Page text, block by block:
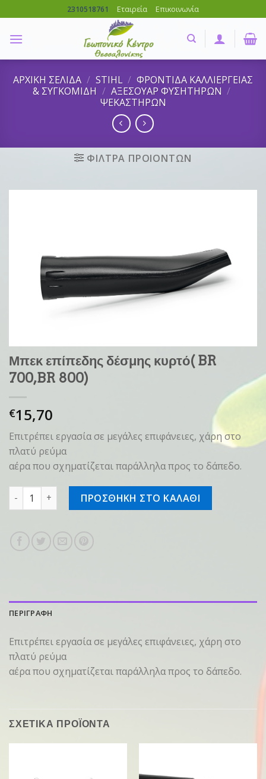
to
content
2310518761 Εταιρεία Επικοινωνία
ΑΡΧΙΚΗ ΣΕΛΙΔΑ / STIHL / ΦΡΟΝΤΙΔΑ ΚΑΛΛΙΕΡΓΕΙΑΣ
& ΣΥΓΚΟΜΙΔΗ / ΑΞΕΣΟΥΑΡ ΦΥΣΗΤΗΡΩΝ /
ΨΕΚΑΣΤΗΡΩΝ
ΦΙΛΤΡΑ ΠΡΟΙΟΝΤΩΝ
Μπεκ επίπεδης δέσμης κυρτό( BR
700,BR 800)
€15,70
Επιτρέπει εργασία σε μεγάλες επιφάνειες, χάρη στο
πλατύ ρεύμα
αέρα που σχηματίζεται παράλληλα προς το δάπεδο.
Μπεκ επίπεδης δέσμης κυρτό( BR 700,BR 800) ποσότητα
ΠΡΟΣΘΗΚΗ ΣΤΟ ΚΑΛΑΘΙ
ΠΕΡΙΓΡΑΦΗ
Επιτρέπει εργασία σε μεγάλες επιφάνειες, χάρη στο
πλατύ ρεύμα
αέρα που σχηματίζεται παράλληλα προς το δάπεδο.
ΣΧΕΤΙΚΑ ΠΡΟΪΟΝΤΑ